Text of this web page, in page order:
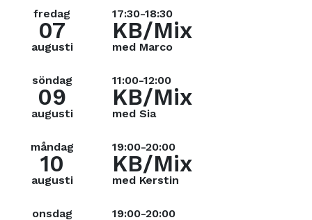
fredag
07
augusti
17:30-18:30
KB/Mix
med Marco
söndag
09
augusti
11:00-12:00
KB/Mix
med Sia
måndag
10
augusti
19:00-20:00
KB/Mix
med Kerstin
onsdag 19:00-20:00